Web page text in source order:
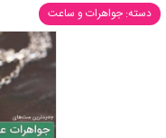
دسته: جواهرات و ساعت